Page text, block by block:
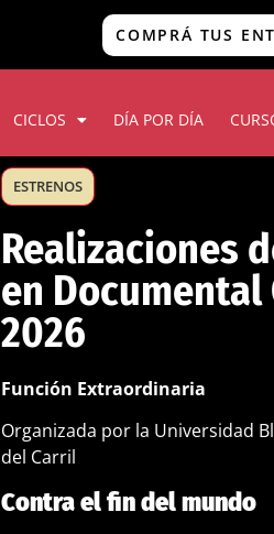
COMPRÁ TUS
CICLOS DÍA POR DÍA
ESTRENOS
Realizaciones
en
2026
Función Extraordinaria
Organizada por la Universidad
del Carril
Contra el fin del mundo